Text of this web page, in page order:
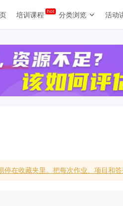
培训课程 分类浏览 活动
在收藏夹里。把每次作业、项目和